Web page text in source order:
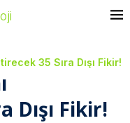
35 Sıra Dışı Fikir!
Dışı Fikir!